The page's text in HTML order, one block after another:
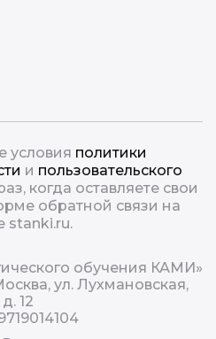
условия политики
и пользовательского
когда оставляете свои
обратной связи на
stanki.ru.
обучения КАМИ»
ул. Лухмановская,
д. 12